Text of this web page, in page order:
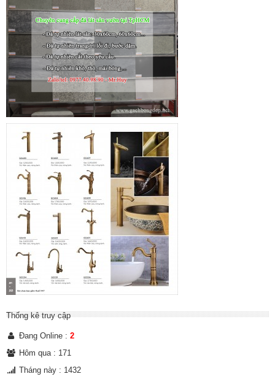
Thống kê truy cập
Đang Online : 2
Hôm qua : 171
Tháng này : 1432